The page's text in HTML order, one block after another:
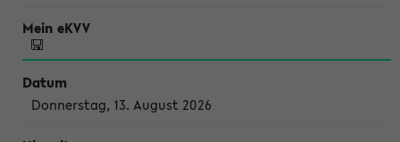
Donnerstag, 13. August 2026